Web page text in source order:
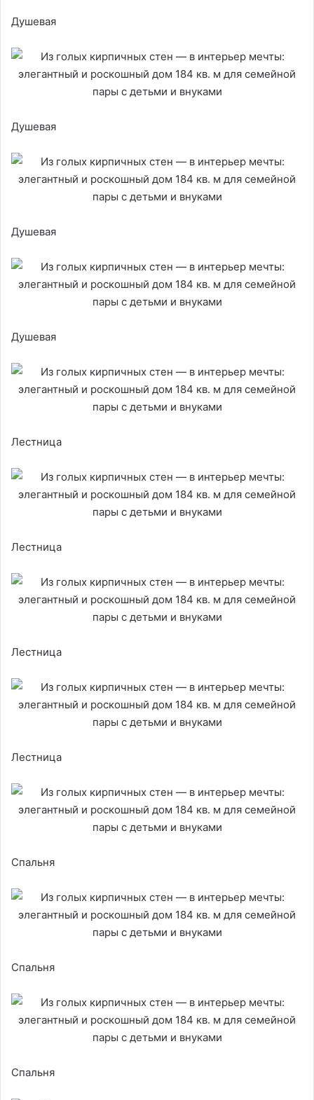
Душевая
Душевая
Душевая
Душевая
Лестница
Лестница
Лестница
Лестница
Спальня
Спальня
Спальня